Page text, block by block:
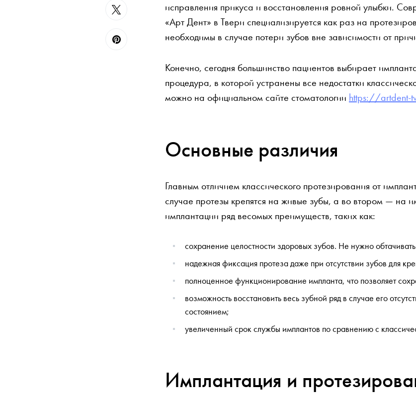
исправления прикуса и восстановления ровной улыбки.
«Арт Дент» в Твери специализируется как раз на
необходимы в случае потери зубов вне зависимости от
Конечно, сегодня большинство пациентов выбирает
процедура, в которой устранены все недостатки
можно на официальном сайте стоматологии https://artdent-
Основные различия
Главным отличием классического протезирования от
случае протезы крепятся на живые зубы, а во втором — на
имплантации ряд весомых преимуществ, таких как:
сохранение целостности здоровых зубов. Не нужно
надежная фиксация протеза даже при отсутствии зубов для
полноценное функционирование импланта, что позволяет
возможность восстановить весь зубной ряд в случае его
состоянием;
увеличенный срок службы имплантов по сравнению с
Имплантация и